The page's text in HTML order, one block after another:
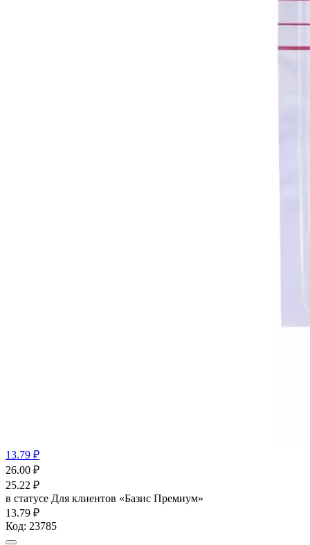
13.79 ₽
26.00 ₽
25.22 ₽
в статусе Для клиентов «Базис Премиум»
13.79 ₽
Код: 23785